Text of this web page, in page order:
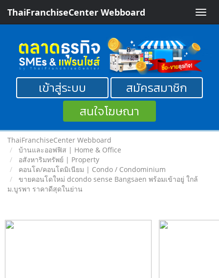
Toggle
ThaiFranchiseCenter Webboard
เข้าสู่ระบบ
สมัครสมาชิก
สนใจโฆษณา
ThaiFranchiseCenter Webboard
บ้านและออฟฟิส | Home & Office
อสังหาริมทรัพย์ | Property
คอนโด/คอนโดมิเนียม | Condo / Condominium
ขายคอนโดใหม่ dcondo sense Bangsaen พร้อมเข้าอยู่ ใกล้
ม.บูรพา ราคาดีสุดในย่าน